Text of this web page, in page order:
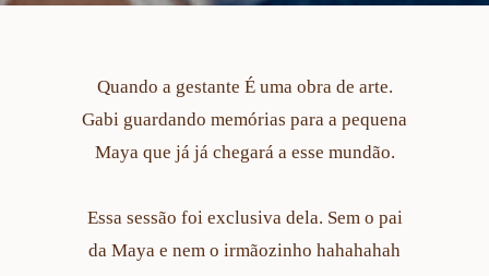
Quando a gestante É uma obra de arte.
Gabi guardando memórias para a pequena
Maya que já já chegará a esse mundão.
Essa sessão foi exclusiva dela. Sem o pai
da Maya e nem o irmãozinho hahahahah